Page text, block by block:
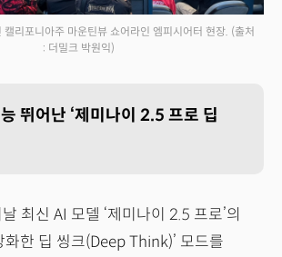
리포니아주 마운틴뷰 쇼어라인 엠피시어터 현장. (출처
: 더밀크 박원익)
뛰어난 ‘제미나이 2.5 프로 딥
최신 AI 모델 ‘제미나이 2.5 프로’의
화한 딥 씽크(Deep Think)’ 모드를